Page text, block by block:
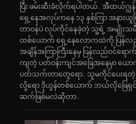
ပြီး ဖမ်းဆီးခံလိုက်ရပါတယ်.. အီထယ်ဂျွန်
ရှေ့နေအလုပ်ကနေ ၁၃ နှစ်ကြာ အနားယူ
တာဝန်ပဲ လုပ်ကိုင်နေခဲ့တဲ့ သူ့ရဲ့ အမျိုးသမီး
တစ်ယောက် ရှေ့နေလောကထဲကို ပြန်လ
အချိန်အကြာကြီးနေမှ ပြန်လည်ဝင်ရော
ကျတဲ့ ပတ်ဝန်းကျင်အခြေအနေမှာ ယော
ပတ်သက်တာတွေရော.. သူမကိုင်ပေး
လို့ရော ဒိုယွန်တစ်ယောက် ဘယ်လိုဖြေရှင်
ဆက်ဖြစ်မလဲဆိုတာ..